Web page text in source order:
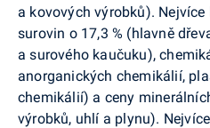
a kovových výrobků).
surovin o 17,3 % (hlavně
a surového kaučuku),
anorganických chemikálií,
chemikálií) a ceny
výrobků, uhlí a plynu).